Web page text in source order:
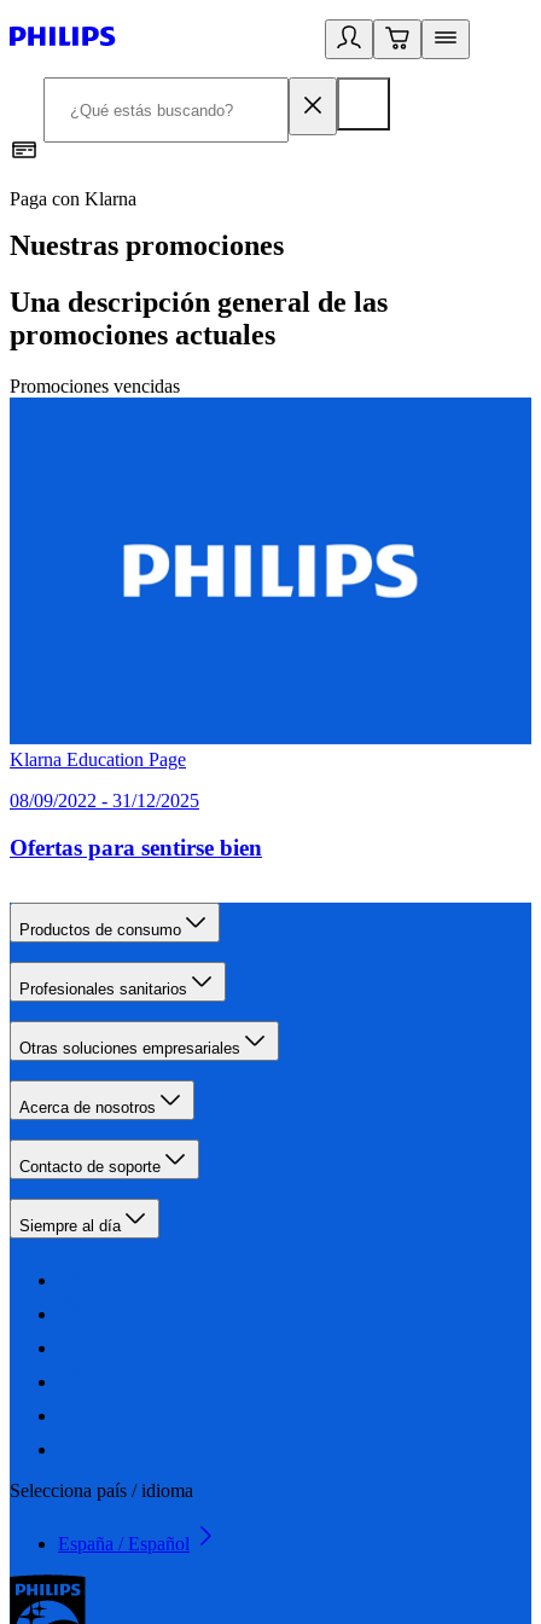
Paga con Klarna
Nuestras promociones
Una descripción general de las
promociones actuales
Promociones vencidas
Klarna Education Page
08/09/2022 - 31/12/2025
Ofertas para sentirse bien
Productos de consumo
Profesionales sanitarios
Otras soluciones empresariales
Acerca de nosotros
Contacto de soporte
Siempre al día
Selecciona país / idioma
España / Español